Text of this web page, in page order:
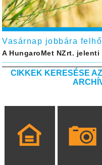
Vasárnap jobbára
A HungaroMet NZrt. jelenti
CIKKEK KERESÉSE